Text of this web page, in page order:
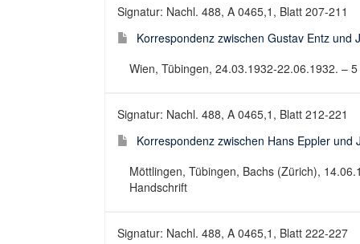
Signatur: Nachl. 488, A 0465,1, Blatt 207-211
Korrespondenz zwischen Gustav Entz
Wien, Tübingen, 24.03.1932-22.06.1932. –
Signatur: Nachl. 488, A 0465,1, Blatt 212-221
Korrespondenz zwischen Hans Eppler
Möttlingen, Tübingen, Bachs (Zürich),
Handschrift
Signatur: Nachl. 488, A 0465,1, Blatt 222-227